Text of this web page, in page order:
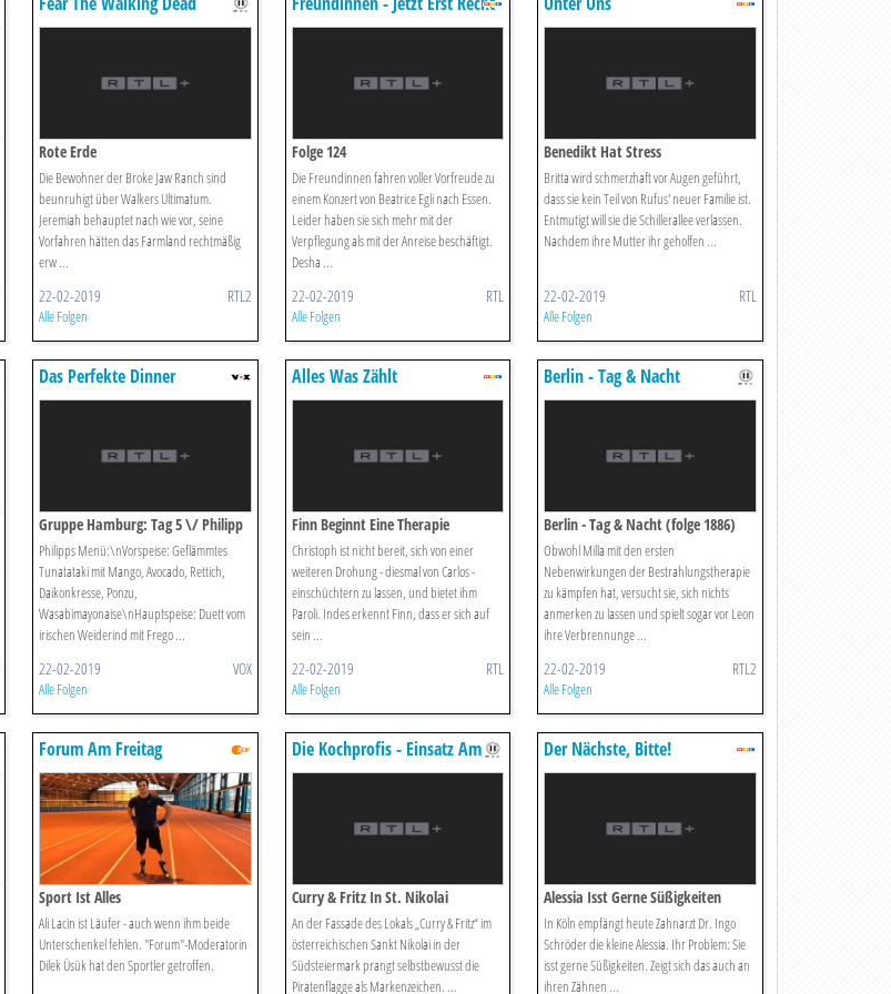
Rote Erde
Die Bewohner der Broke Jaw Ranch sind
beunruhigt über Walkers Ultimatum.
Jeremiah behauptet nach wie vor, seine
Vorfahren hätten das Farmland rechtmäßig
erw ...
22-02-2019 RTL2
Alle Folgen
Folge 124
Die Freundinnen fahren voller Vorfreude zu
einem Konzert von Beatrice Egli nach Essen.
Leider haben sie sich mehr mit der
Verpflegung als mit der Anreise beschäftigt.
Desha ...
22-02-2019 RTL
Alle Folgen
Benedikt Hat Stress
Britta wird schmerzhaft vor Augen geführt,
dass sie kein Teil von Rufus' neuer Familie ist.
Entmutigt will sie die Schillerallee verlassen.
Nachdem ihre Mutter ihr geholfen ...
22-02-2019 RTL
Alle Folgen
Das Perfekte Dinner
Gruppe Hamburg: Tag 5 \/ Philipp
Philipps Menü:\nVorspeise: Geflämmtes
Tunatataki mit Mango, Avocado, Rettich,
Daikonkresse, Ponzu,
Wasabimayonaise\nHauptspeise: Duett vom
irischen Weiderind mit Frego ...
22-02-2019 VOX
Alle Folgen
Alles Was Zählt
Finn Beginnt Eine Therapie
Christoph ist nicht bereit, sich von einer
weiteren Drohung - diesmal von Carlos -
einschüchtern zu lassen, und bietet ihm
Paroli. Indes erkennt Finn, dass er sich auf
sein ...
22-02-2019 RTL
Alle Folgen
Berlin - Tag & Nacht
Berlin - Tag & Nacht (folge 1886)
Obwohl Milla mit den ersten
Nebenwirkungen der Bestrahlungstherapie
zu kämpfen hat, versucht sie, sich nichts
anmerken zu lassen und spielt sogar vor Leon
ihre Verbrennunge ...
22-02-2019 RTL2
Alle Folgen
Forum Am Freitag
Sport Ist Alles
Ali Lacin ist Läufer - auch wenn ihm beide
Unterschenkel fehlen. "Forum"-Moderatorin
Dilek Üsük hat den Sportler getroffen.
Die Kochprofis - Einsatz Am
Herd
Curry & Fritz In St. Nikolai
An der Fassade des Lokals „Curry & Fritz“ im
österreichischen Sankt Nikolai in der
Südsteiermark prangt selbstbewusst die
Piratenflagge als Markenzeichen. ...
Der Nächste, Bitte!
Alessia Isst Gerne Süßigkeiten
In Köln empfängt heute Zahnarzt Dr. Ingo
Schröder die kleine Alessia. Ihr Problem: Sie
isst gerne Süßigkeiten. Zeigt sich das auch an
ihren Zähnen ...